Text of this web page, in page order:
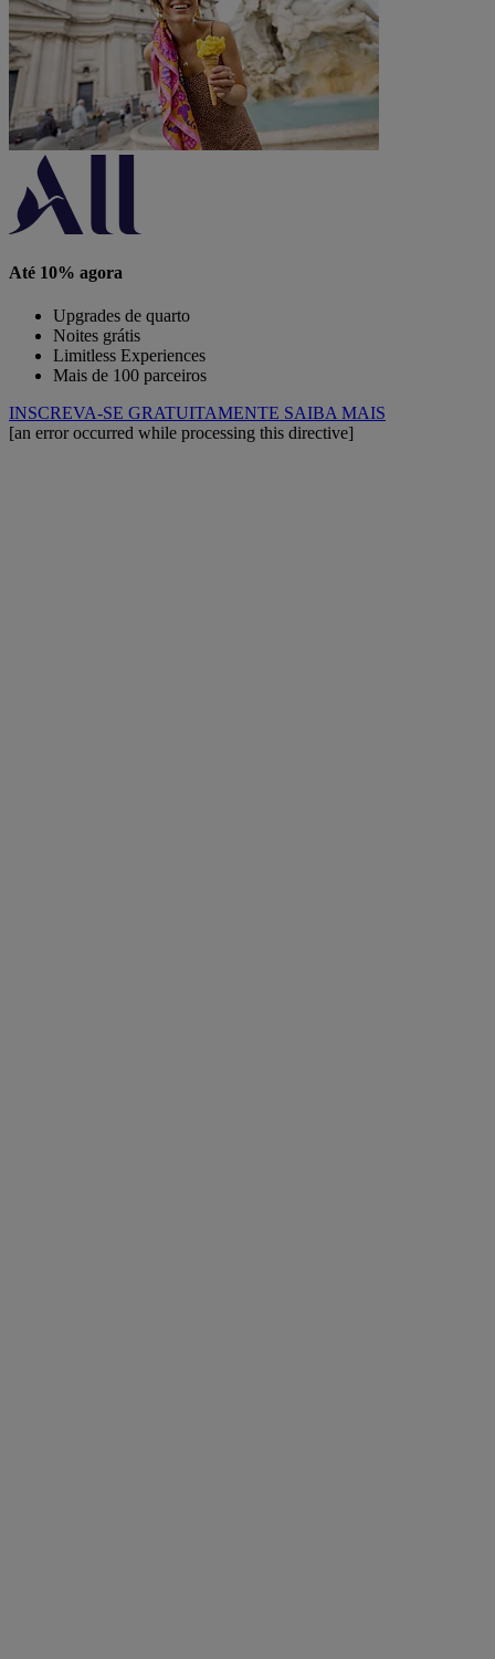
Até 10% agora
Upgrades de quarto
Noites grátis
Limitless Experiences
Mais de 100 parceiros
INSCREVA-SE GRATUITAMENTE SAIBA MAIS
[an error occurred while processing this directive]